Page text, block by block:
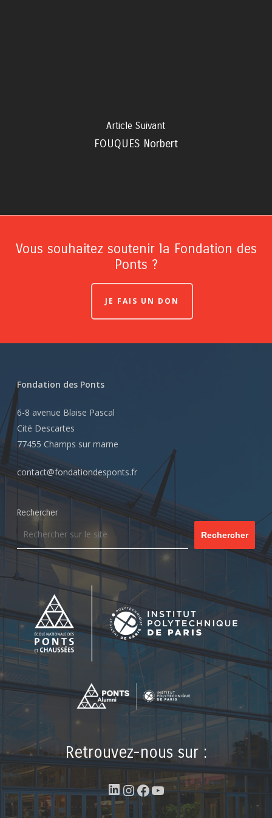
Article Suivant
FOUQUES Norbert
Vous souhaitez soutenir la Fondation des
Ponts ?
JE FAIS UN DON
Fondation des Ponts
6-8 avenue Blaise Pascal
Cité Descartes
77455 Champs sur marne
contact@fondationdesponts.fr
Rechercher
Rechercher
Retrouvez-nous sur :
LinkedIn
Instagram
Facebook
YouTube